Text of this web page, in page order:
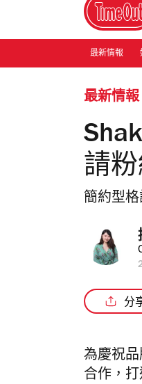
最新情報
最新情報
請
簡約型格
分
為慶祝品
合作，